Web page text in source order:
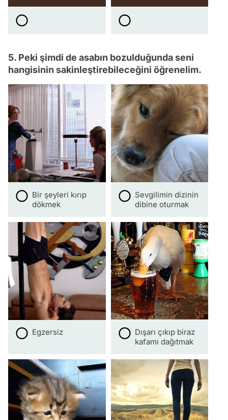
5. Peki şimdi de asabın bozulduğunda seni
hangisinin sakinleştirebileceğini öğrenelim.
Bir şeyleri kırıp
dökmek
Sevgilimin dizinin
dibine oturmak
Egzersiz
Dışarı çıkıp biraz
kafamı dağıtmak